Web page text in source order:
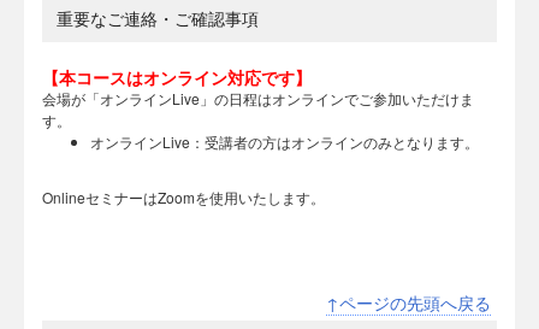
重要なご連絡・ご確認事項
【本コースはオンライン対応です】
会場が「オンラインLive」の日程はオンラインでご参加いただけま
す。
オンラインLive：受講者の方はオンラインのみとなります。
OnlineセミナーはZoomを使用いたします。
↑ページの先頭へ戻る